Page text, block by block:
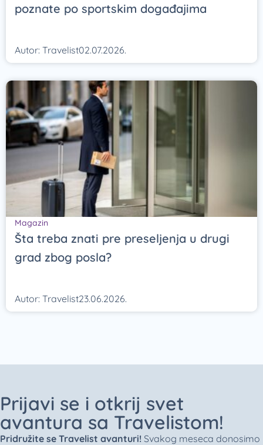
poznate po sportskim događajima
Autor: Travelist02.07.2026.
Magazin
Šta treba znati pre preseljenja u drugi
grad zbog posla?
Autor: Travelist23.06.2026.
Prijavi se i otkrij svet
avantura sa Travelistom!
Pridružite se Travelist avanturi! Svakog meseca donosimo